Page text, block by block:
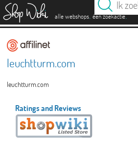
alle webshops. één zoekactie.
leuchtturm.com
leuchtturm.com
Ratings and Reviews